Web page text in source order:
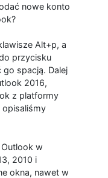
nowe konto
Alt+p, a
przycisku
spacją. Dalej
2016,
z platformy
w
2010 i
okna, nawet w